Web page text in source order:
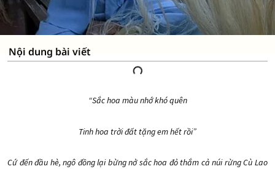
Nội dung bài viết
“Sắc hoa màu nhớ khó quên
Tinh hoa trời đất tặng em hết rồi”
Cứ đến đầu hè, ngô đồng lại bừng nở sắc hoa đỏ thắm cả núi rừng Cù Lao